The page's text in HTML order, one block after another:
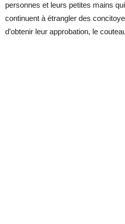
personnes et leurs petites mains
continuent à étrangler des
d’obtenir leur approbation, le